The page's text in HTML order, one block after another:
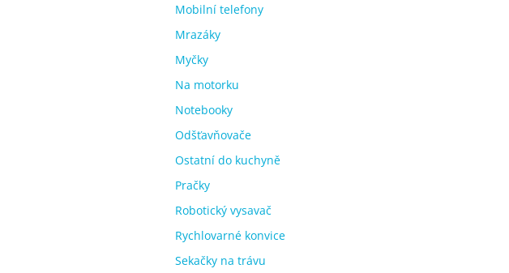
Mobilní telefony
Mrazáky
Myčky
Na motorku
Notebooky
Odšťavňovače
Ostatní do kuchyně
Pračky
Robotický vysavač
Rychlovarné konvice
Sekačky na trávu